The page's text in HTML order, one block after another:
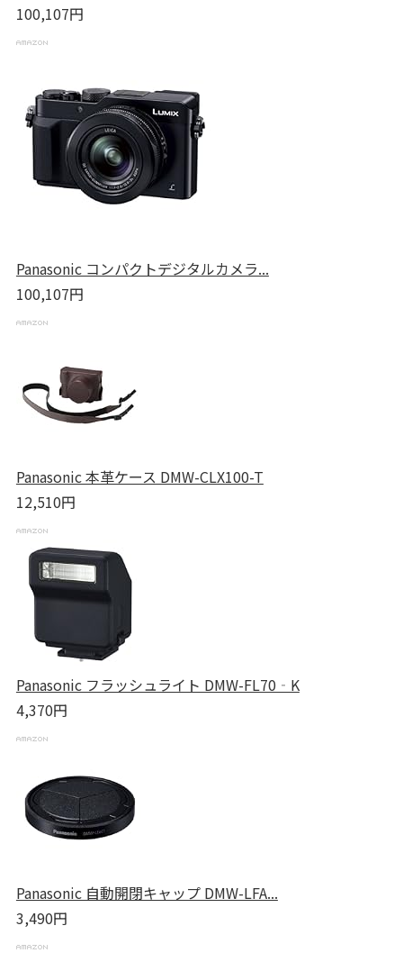
100,107円
Panasonic コンパクトデジタルカメラ...
100,107円
Panasonic 本革ケース DMW-CLX100-T
12,510円
Panasonic フラッシュライト DMW-FL70‐K
4,370円
Panasonic 自動開閉キャップ DMW-LFA...
3,490円